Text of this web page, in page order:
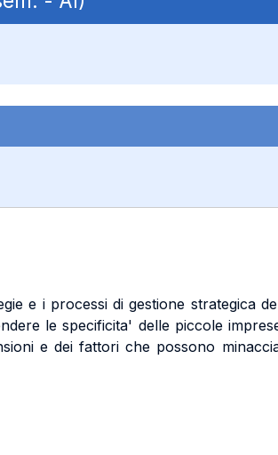
e i processi di gestione strategica
le specificita' delle piccole
e dei fattori che possono